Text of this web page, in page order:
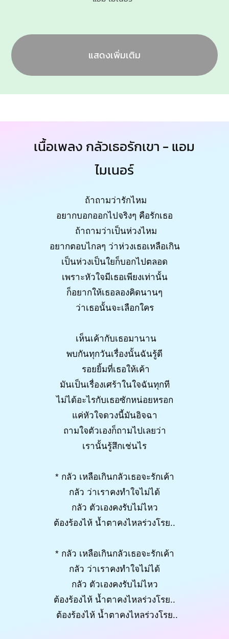
แสดงเพิ่มเติม
เนื้อเพลง กลัวเธอรักเขา - แอม
ไมเนอร์
ถ้าถามว่ารักไหม
อยากบอกออกไปจริงๆ คือรักเธอ
ถ้าถามว่าเป็นห่วงไหม
อยากตอบไกลๆ ว่าห่วงเธอเหลือเกิน
เป็นห่วงเป็นใยก็บอกไปตลอด
เพราะหัวใจมีเธอเพียงเท่านั้น
ก็อยากให้เธอลองคิดนานๆ
ว่าเธอนั้นจะเลือกใคร
เห็นเค้ากับเธอมานาน
พบกันทุกวันเรื่องนั้นฉันรู้ดี
รอยยิ้มที่เธอให้เค้า
มันเป็นเรื่องเศร้าในใจฉันทุกที
ไม่ได้อะไรกับเธอซักหน่อยหรอก
แค่หัวใจดวงนี้มันอิจฉา
ถามใจตัวเองก็ถามไปเลยว่า
เรานั้นรู้สึกเช่นไร
* กลัว เหลือเกินกลัวเธอจะรักเค้า
กลัว ว่าเราคงทำใจไม่ได้
กลัว ตัวเองคงรับไม่ไหว
ต้องร้องไห้ น้ำตาคงไหลร่วงโรย..
* กลัว เหลือเกินกลัวเธอจะรักเค้า
กลัว ว่าเราคงทำใจไม่ได้
กลัว ตัวเองคงรับไม่ไหว
ต้องร้องไห้ น้ำตาคงไหลร่วงโรย..
ต้องร้องไห้ น้ำตาคงไหลร่วงโรย..